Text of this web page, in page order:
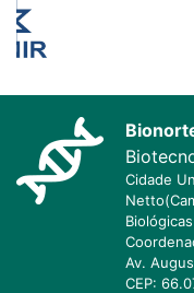
Cidade
Av.
CEP: